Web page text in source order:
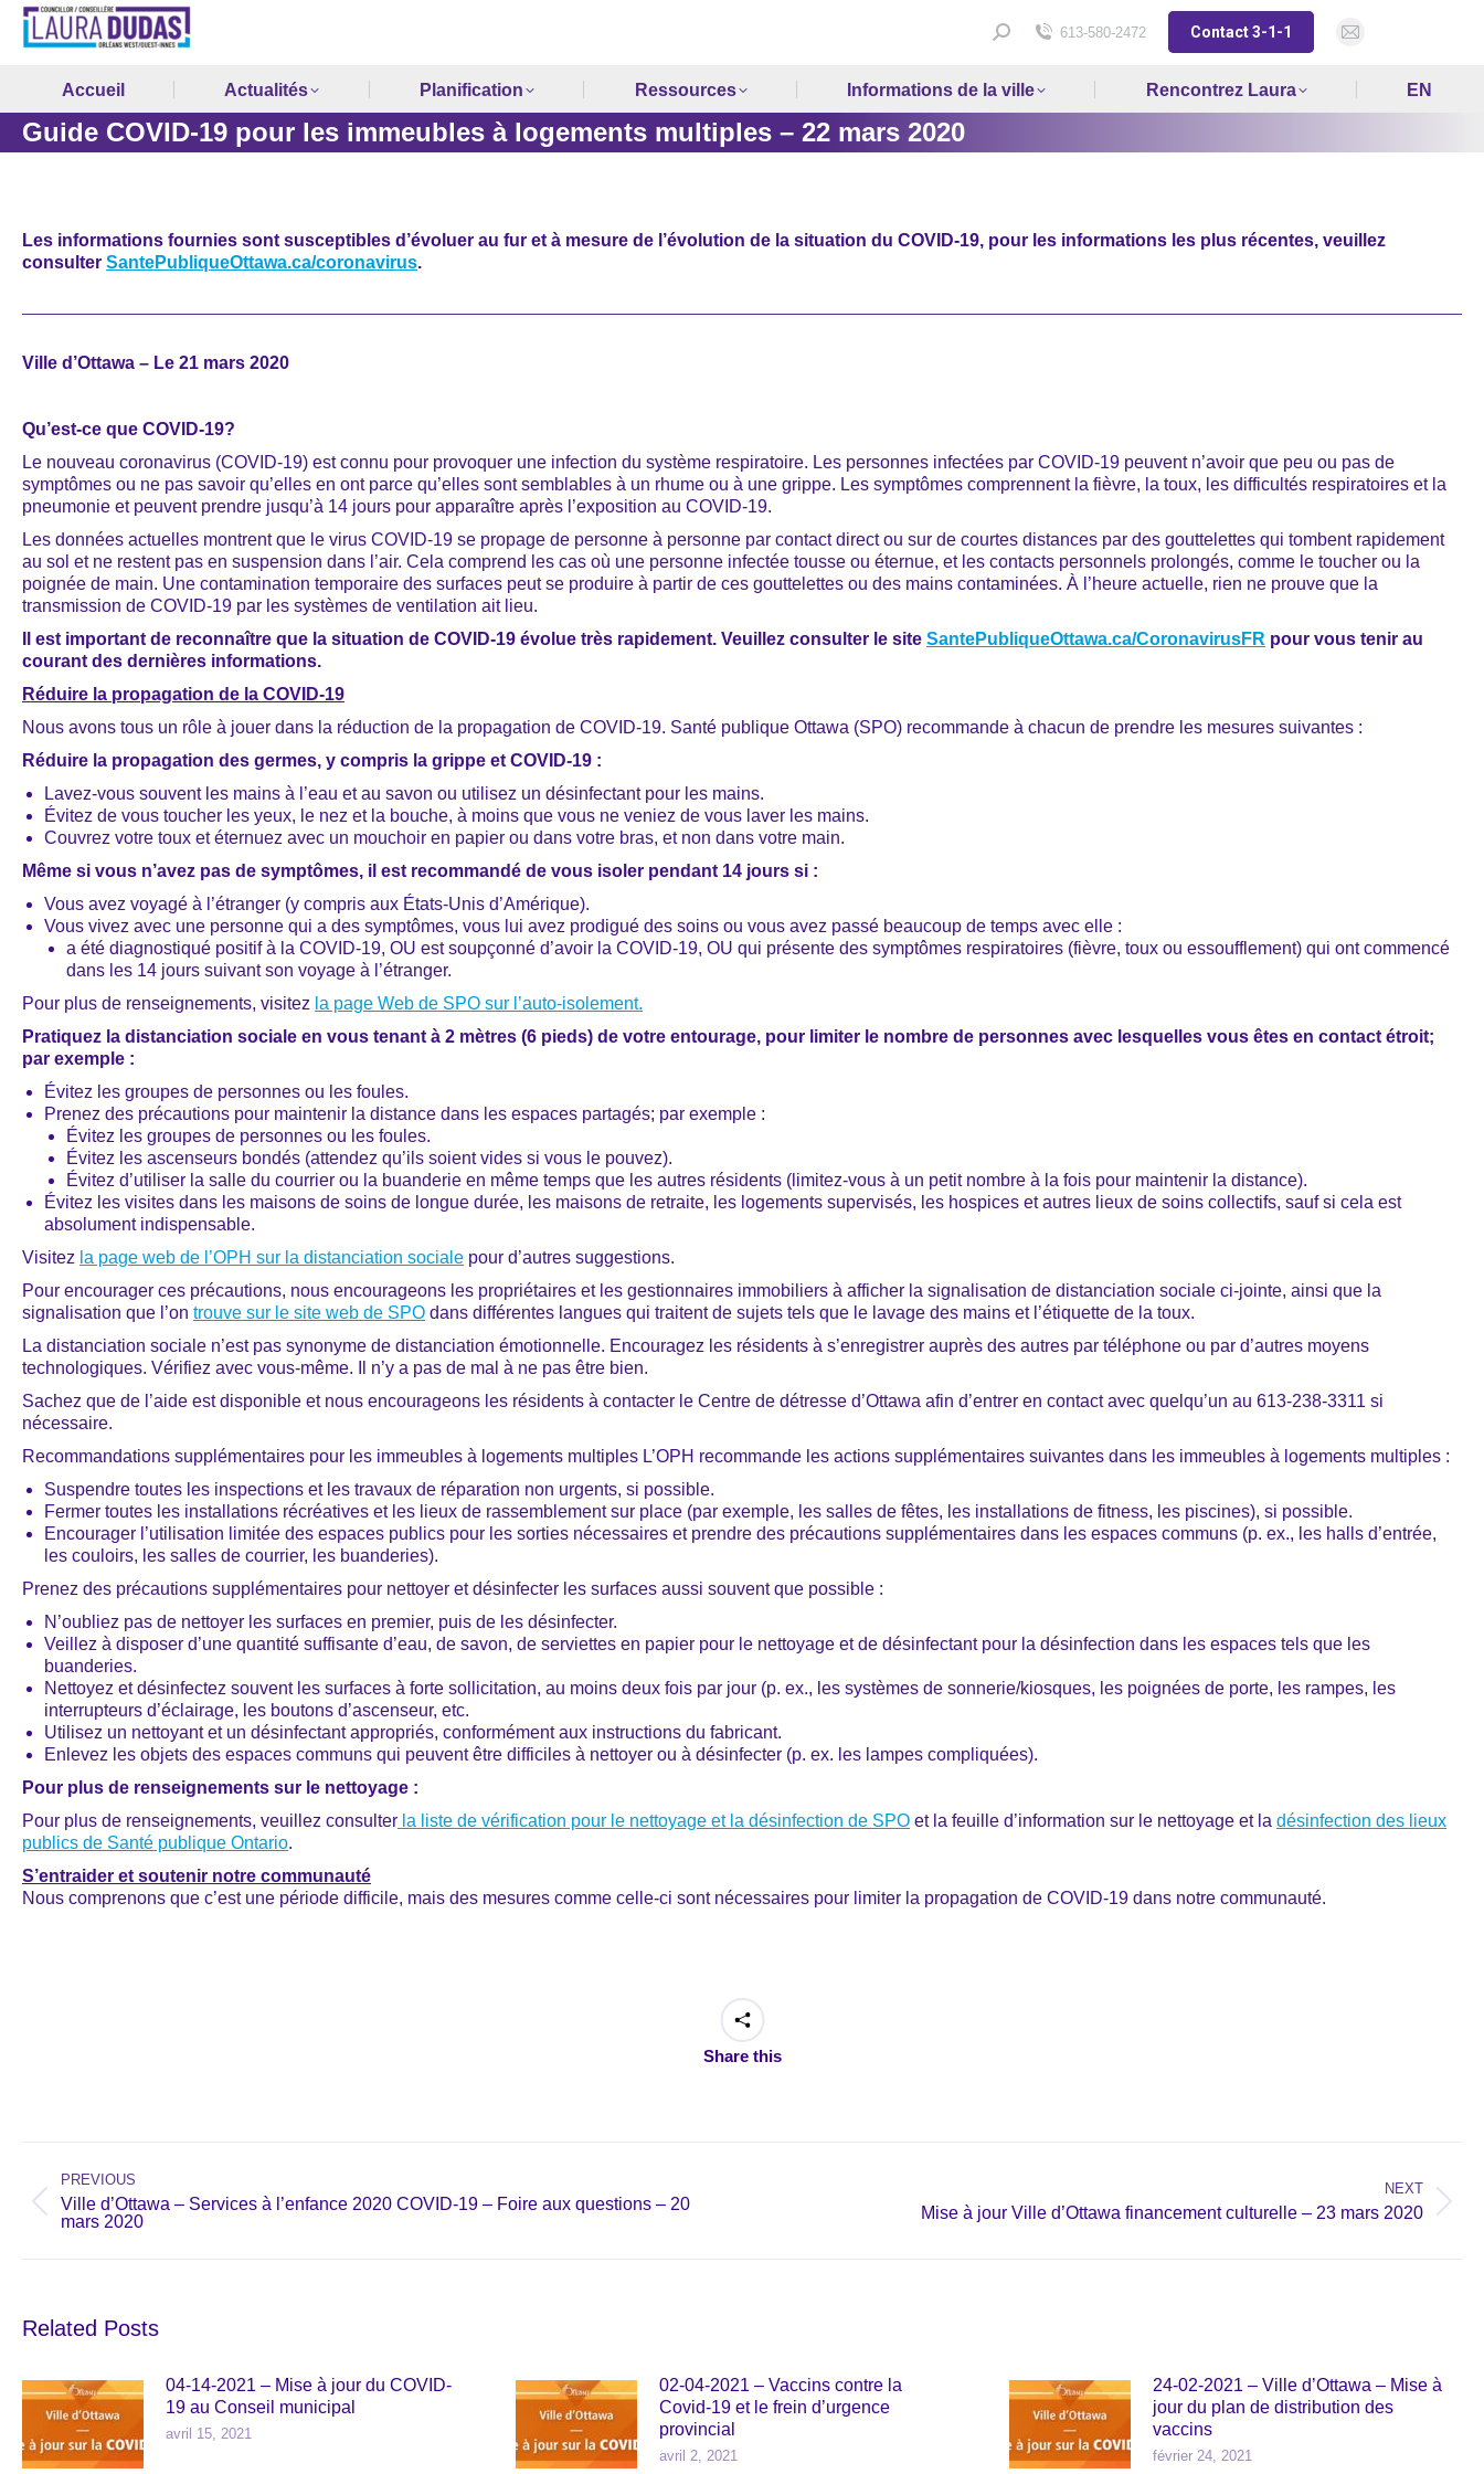
Search: 613-580-2472 Contact 3-1-1
opens
Accueil Actualités Planification Ressources Informations de la ville Rencontrez Laura EN
Guide COVID-19 pour les immeubles à logements multiples – 22 mars 2020
Les informations fournies sont susceptibles d’évoluer au fur et à mesure de l’évolution de la situation du COVID-19, pour les informations les plus récentes, veuillez
consulter SantePubliqueOttawa.ca/coronavirus.
Ville d’Ottawa – Le 21 mars 2020
Qu’est-ce que COVID-19?
Le nouveau coronavirus (COVID-19) est connu pour provoquer une infection du système respiratoire. Les personnes infectées par COVID-19 peuvent n’avoir que peu ou pas de
symptômes ou ne pas savoir qu’elles en ont parce qu’elles sont semblables à un rhume ou à une grippe. Les symptômes comprennent la fièvre, la toux, les difficultés respiratoires et la
pneumonie et peuvent prendre jusqu’à 14 jours pour apparaître après l’exposition au COVID-19.
Les données actuelles montrent que le virus COVID-19 se propage de personne à personne par contact direct ou sur de courtes distances par des gouttelettes qui tombent rapidement
au sol et ne restent pas en suspension dans l’air. Cela comprend les cas où une personne infectée tousse ou éternue, et les contacts personnels prolongés, comme le toucher ou la
poignée de main. Une contamination temporaire des surfaces peut se produire à partir de ces gouttelettes ou des mains contaminées. À l’heure actuelle, rien ne prouve que la
transmission de COVID-19 par les systèmes de ventilation ait lieu.
Il est important de reconnaître que la situation de COVID-19 évolue très rapidement. Veuillez consulter le site SantePubliqueOttawa.ca/CoronavirusFR pour vous tenir au
courant des dernières informations.
Réduire la propagation de la COVID-19
Nous avons tous un rôle à jouer dans la réduction de la propagation de COVID-19. Santé publique Ottawa (SPO) recommande à chacun de prendre les mesures suivantes :
Réduire la propagation des germes, y compris la grippe et COVID-19 :
Lavez-vous souvent les mains à l’eau et au savon ou utilisez un désinfectant pour les mains.
Évitez de vous toucher les yeux, le nez et la bouche, à moins que vous ne veniez de vous laver les mains.
Couvrez votre toux et éternuez avec un mouchoir en papier ou dans votre bras, et non dans votre main.
Même si vous n’avez pas de symptômes, il est recommandé de vous isoler pendant 14 jours si :
Vous avez voyagé à l’étranger (y compris aux États-Unis d’Amérique).
Vous vivez avec une personne qui a des symptômes, vous lui avez prodigué des soins ou vous avez passé beaucoup de temps avec elle :
a été diagnostiqué positif à la COVID-19, OU est soupçonné d’avoir la COVID-19, OU qui présente des symptômes respiratoires (fièvre, toux ou essoufflement) qui ont commencé
dans les 14 jours suivant son voyage à l’étranger.
Pour plus de renseignements, visitez la page Web de SPO sur l’auto-isolement.
Pratiquez la distanciation sociale en vous tenant à 2 mètres (6 pieds) de votre entourage, pour limiter le nombre de personnes avec lesquelles vous êtes en contact étroit;
par exemple :
Évitez les groupes de personnes ou les foules.
Prenez des précautions pour maintenir la distance dans les espaces partagés; par exemple :
Évitez les groupes de personnes ou les foules.
Évitez les ascenseurs bondés (attendez qu’ils soient vides si vous le pouvez).
Évitez d’utiliser la salle du courrier ou la buanderie en même temps que les autres résidents (limitez-vous à un petit nombre à la fois pour maintenir la distance).
Évitez les visites dans les maisons de soins de longue durée, les maisons de retraite, les logements supervisés, les hospices et autres lieux de soins collectifs, sauf si cela est
absolument indispensable.
Visitez la page web de l’OPH sur la distanciation sociale pour d’autres suggestions.
Pour encourager ces précautions, nous encourageons les propriétaires et les gestionnaires immobiliers à afficher la signalisation de distanciation sociale ci-jointe, ainsi que la
signalisation que l’on trouve sur le site web de SPO dans différentes langues qui traitent de sujets tels que le lavage des mains et l’étiquette de la toux.
La distanciation sociale n’est pas synonyme de distanciation émotionnelle. Encouragez les résidents à s’enregistrer auprès des autres par téléphone ou par d’autres moyens
technologiques. Vérifiez avec vous-même. Il n’y a pas de mal à ne pas être bien.
Sachez que de l’aide est disponible et nous encourageons les résidents à contacter le Centre de détresse d’Ottawa afin d’entrer en contact avec quelqu’un au 613-238-3311 si
nécessaire.
Recommandations supplémentaires pour les immeubles à logements multiples L’OPH recommande les actions supplémentaires suivantes dans les immeubles à logements multiples :
Suspendre toutes les inspections et les travaux de réparation non urgents, si possible.
Fermer toutes les installations récréatives et les lieux de rassemblement sur place (par exemple, les salles de fêtes, les installations de fitness, les piscines), si possible.
Encourager l’utilisation limitée des espaces publics pour les sorties nécessaires et prendre des précautions supplémentaires dans les espaces communs (p. ex., les halls d’entrée,
les couloirs, les salles de courrier, les buanderies).
Prenez des précautions supplémentaires pour nettoyer et désinfecter les surfaces aussi souvent que possible :
N’oubliez pas de nettoyer les surfaces en premier, puis de les désinfecter.
Veillez à disposer d’une quantité suffisante d’eau, de savon, de serviettes en papier pour le nettoyage et de désinfectant pour la désinfection dans les espaces tels que les
buanderies.
Nettoyez et désinfectez souvent les surfaces à forte sollicitation, au moins deux fois par jour (p. ex., les systèmes de sonnerie/kiosques, les poignées de porte, les rampes, les
interrupteurs d’éclairage, les boutons d’ascenseur, etc.
Utilisez un nettoyant et un désinfectant appropriés, conformément aux instructions du fabricant.
Enlevez les objets des espaces communs qui peuvent être difficiles à nettoyer ou à désinfecter (p. ex. les lampes compliquées).
Pour plus de renseignements sur le nettoyage :
Pour plus de renseignements, veuillez consulter la liste de vérification pour le nettoyage et la désinfection de SPO et la feuille d’information sur le nettoyage et la désinfection des lieux
publics de Santé publique Ontario.
S’entraider et soutenir notre communauté
Nous comprenons que c’est une période difficile, mais des mesures comme celle-ci sont nécessaires pour limiter la propagation de COVID-19 dans notre communauté.
Share this
navigation
PREVIOUS
Previous
post:
Ville d’Ottawa – Services à l’enfance 2020 COVID-19 – Foire aux questions – 20
mars 2020
NEXT
Mise à jour Ville d’Ottawa financement culturelle – 23 mars 2020
Related Posts
04-14-2021 – Mise à jour du COVID-
19 au Conseil municipal
avril 15, 2021
02-04-2021 – Vaccins contre la
Covid-19 et le frein d’urgence
provincial
avril 2, 2021
24-02-2021 – Ville d’Ottawa – Mise à
jour du plan de distribution des
vaccins
février 24, 2021